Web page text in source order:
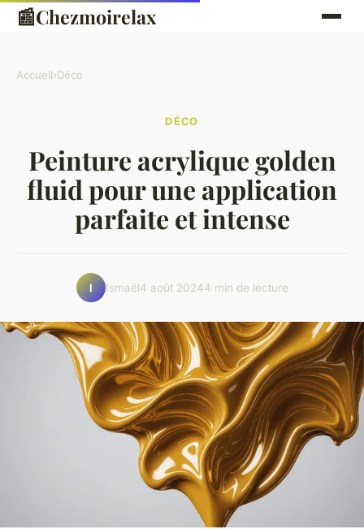
📰Chezmoirelax
Accueil›Déco
DÉCO
Peinture acrylique golden
fluid pour une application
parfaite et intense
I Ismaël4 août 20244 min de lecture